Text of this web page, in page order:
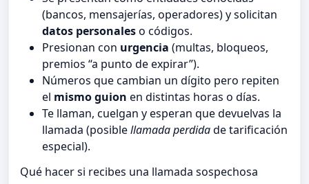
(bancos, mensajerías, operadores) y solicitan
datos personaleso códigos.
Presionan con urgencia (multas, bloqueos,
premios “a punto de expirar”).
Números que cambian un dígito pero repiten
el mismo guion en distintas horas o días.
Te llaman, cuelgan y esperan que devuelvas la
llamada (posiblellamada perdidade tarificación
especial).
Qué hacer si recibes una llamada sospechosa